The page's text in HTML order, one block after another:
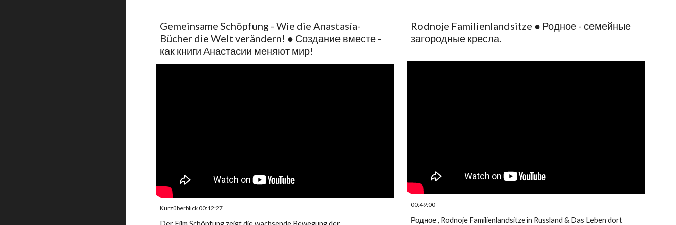
Gemeinsame Schöpfung - Wie die Anastasía-
Bücher die Welt verändern! ● Создание вместе -
как книги Анастасии меняют мир!
Kurzüberblick 00:12:27
Rodnoje Familienlandsitze ● Родное - семейные
загородные кресла.
00:49:00
Родное , Rodnoje Familienlandsitze in Russland & Das Leben dort